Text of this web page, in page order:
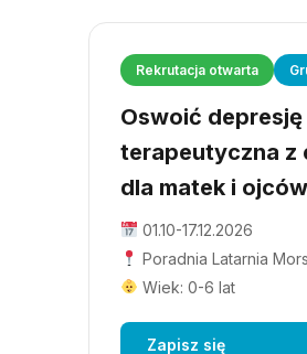
Rekrutacja otwarta
Oswoić
terapeutyczna z
dla matek i
01.10-17.12.2026
Poradnia Latarnia
Wiek: 0-6 lat
Zapisz się